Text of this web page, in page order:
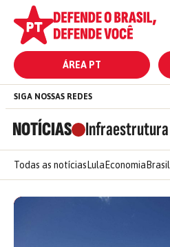
ÁREA PT
NOTÍCIAS Infraestrutura
SIGA NOSSAS REDES
Todas as notícias Lula Economia Brasil